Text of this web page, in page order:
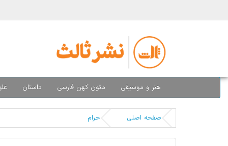
هنر و موسیقی متون کهن فارسی داستان
صفحه اصلی حرام